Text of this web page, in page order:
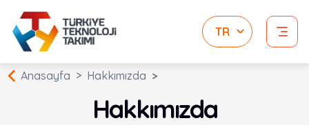
Anasayfa Hakkımızda
Hakkımızda